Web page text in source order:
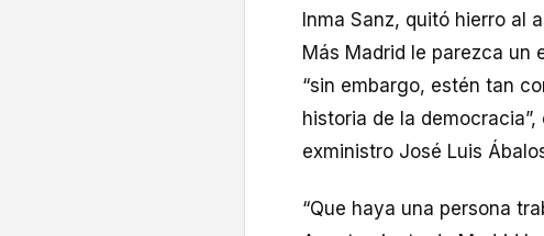
Inma Sanz, quitó hierro al
Más Madrid le parezca un
“sin embargo, estén tan
historia de la
exministro José Luis
“Que haya una persona